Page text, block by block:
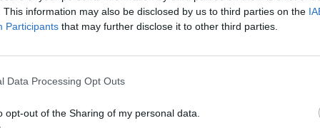
This information may also be disclosed by us to third parties on the
Participants that may further disclose it to other third parties.
Data Processing Opt Outs
opt-out of the Sharing of my personal data.
hoztak átütő erőt, így a piros-fehéreknek